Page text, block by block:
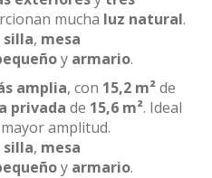
mucha luz natural.
silla, mesa
y armario.
amplia, con 15,2 m²de
privada de 15,6 m². Ideal
amplitud.
silla, mesa
y armario.